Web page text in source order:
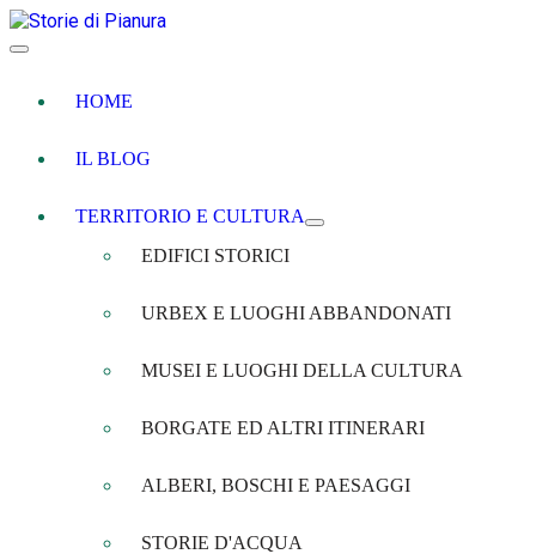
HOME
IL BLOG
TERRITORIO E CULTURA
EDIFICI STORICI
URBEX E LUOGHI ABBANDONATI
MUSEI E LUOGHI DELLA CULTURA
BORGATE ED ALTRI ITINERARI
ALBERI, BOSCHI E PAESAGGI
STORIE D'ACQUA